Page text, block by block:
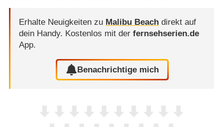
Erhalte Neuigkeiten zu Malibu Beachdirekt auf
dein Handy. Kostenlos mit der fernsehserien.de
App.
Benachrichtige mich